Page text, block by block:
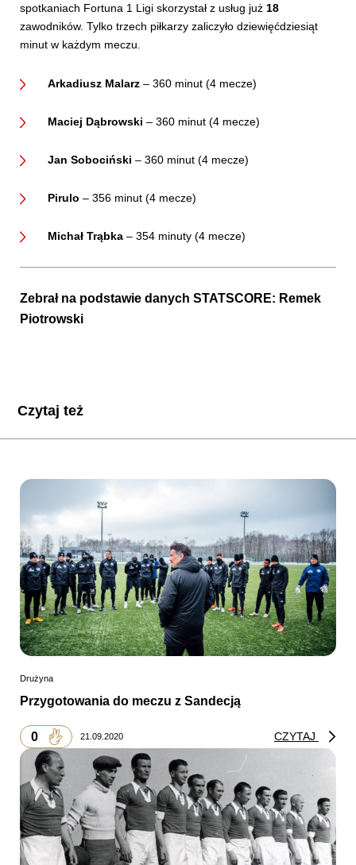
spotkaniach Fortuna 1 Ligi skorzystał z usług już 18
zawodników. Tylko trzech piłkarzy zaliczyło dziewięćdziesiąt
minut w każdym meczu.
Arkadiusz Malarz – 360 minut (4 mecze)
Maciej Dąbrowski – 360 minut (4 mecze)
Jan Sobociński – 360 minut (4 mecze)
Pirulo – 356 minut (4 mecze)
Michał Trąbka – 354 minuty (4 mecze)
Zebrał na podstawie danych STATSCORE: Remek
Piotrowski
Czytaj też
Drużyna
Przygotowania do meczu z Sandecją
0 21.09.2020 CZYTAJ